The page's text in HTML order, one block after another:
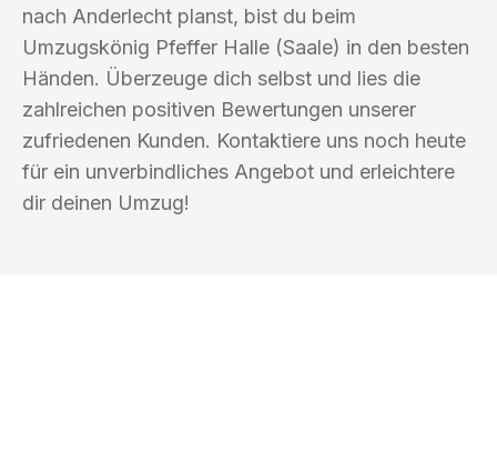
nach Anderlecht planst, bist du beim
Umzugskönig Pfeffer Halle (Saale) in den besten
Händen. Überzeuge dich selbst und lies die
zahlreichen positiven Bewertungen unserer
zufriedenen Kunden. Kontaktiere uns noch heute
für ein unverbindliches Angebot und erleichtere
dir deinen Umzug!